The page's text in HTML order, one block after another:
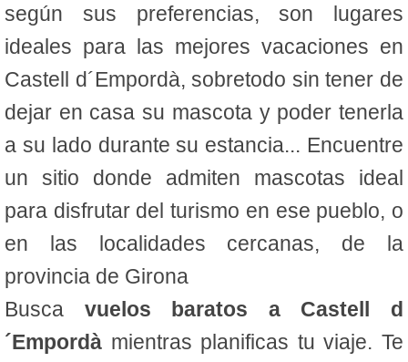
según sus preferencias, son lugares
ideales para las mejores vacaciones en
Castell d´Empordà, sobretodo sin tener de
dejar en casa su mascota y poder tenerla
a su lado durante su estancia... Encuentre
un sitio donde admiten mascotas ideal
para disfrutar del turismo en ese pueblo, o
en las localidades cercanas, de la
provincia de Girona
Busca vuelos baratos a Castell d
´Empordà mientras planificas tu viaje. Te